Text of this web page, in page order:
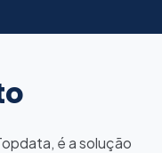
é a solução